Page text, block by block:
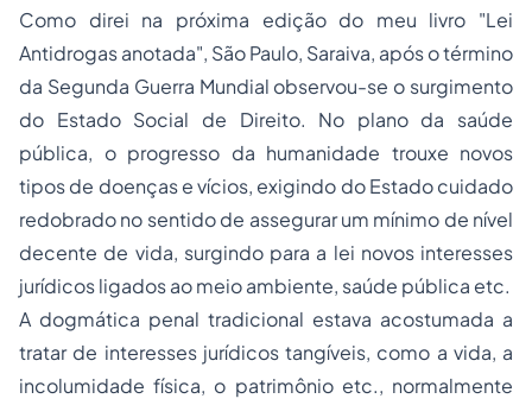
Como direi na próxima edição do meu livro "Lei
Antidrogas anotada", São Paulo, Saraiva, após o término
da Segunda Guerra Mundial observou-se o surgimento
do Estado Social de Direito. No plano da saúde
pública, o progresso da humanidade trouxe novos
tipos de doenças e vícios, exigindo do Estado cuidado
redobrado no sentido de assegurar um mínimo de nível
decente de vida, surgindo para a lei novos interesses
jurídicos ligados ao meio ambiente, saúde pública etc.
A dogmática penal tradicional estava acostumada a
tratar de interesses jurídicos tangíveis, como a vida, a
incolumidade física, o patrimônio etc., normalmente